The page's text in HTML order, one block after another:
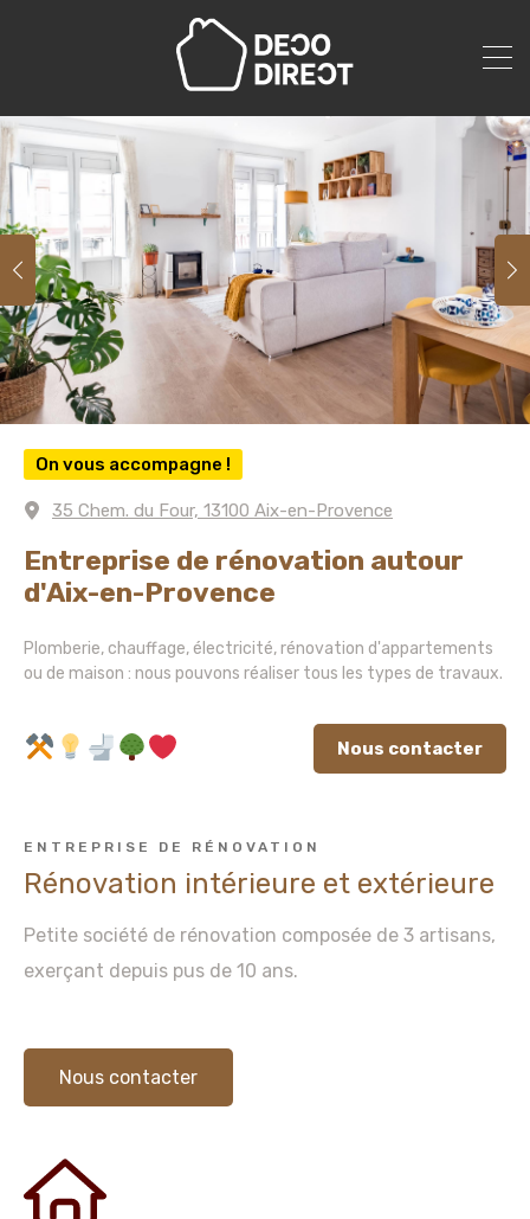
On vous accompagne !
35 Chem. du Four, 13100 Aix-en-Provence
Entreprise de rénovation autour
d'Aix-en-Provence
Plomberie, chauffage, électricité, rénovation d'appartements
ou de maison : nous pouvons réaliser tous les types de travaux.
Nous contacter
ENTREPRISE DE RÉNOVATION
Rénovation intérieure et extérieure
Petite société de rénovation composée de 3 artisans,
exerçant depuis pus de 10 ans.
Nous contacter